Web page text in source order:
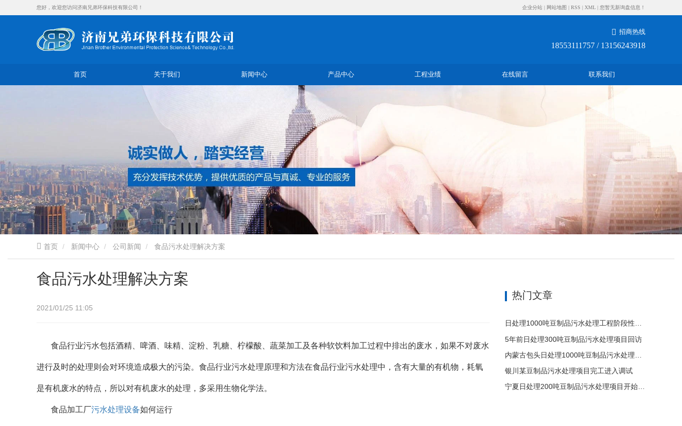
您好，欢迎您访问济南兄弟环保科技有限公司！ 企业分站 | 网站地图 | RSS | XML | 您暂无新询盘信息！
招商热线
18553111757 / 13156243918
首页 关于我们 新闻中心 产品中心 工程业绩 在线留言 联系我们
首页 新闻中心 公司新闻 食品污水处理解决方案
食品污水处理解决方案
2021/01/25 11:05
食品行业污水包括酒精、啤酒、味精、淀粉、乳糖、柠檬酸、蔬菜加工及各种软饮料加工过程中排出的废水，如果不对废水
进行及时的处理则会对环境造成极大的污染。食品行业污水处理原理和方法在食品行业污水处理中，含有大量的有机物，耗氧
是有机废水的特点，所以对有机废水的处理，多采用生物化学法。
食品加工厂污水处理设备如何运行
热门文章
日处理1000吨豆制品污水处理工程阶段性完工
5年前日处理300吨豆制品污水处理项目回访
银川某豆制品污水处理项目完工进入调试
宁夏日处理200吨豆制品污水处理项目开始施工